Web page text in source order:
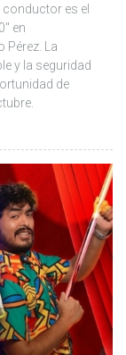
es el
en
La
y la seguridad
de